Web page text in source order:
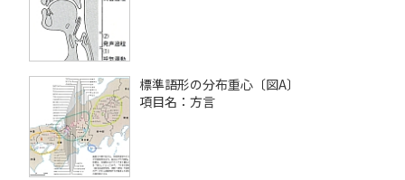
標準語形の分布重心〔図A〕
項目名：方言